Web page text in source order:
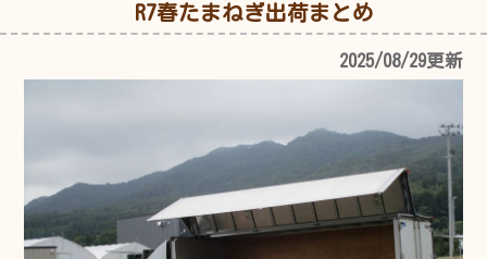
R7春たまねぎ出荷まとめ
2025/08/29更新